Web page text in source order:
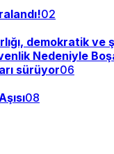
02
demokratik
Nedeniyle
sürüyor06
08